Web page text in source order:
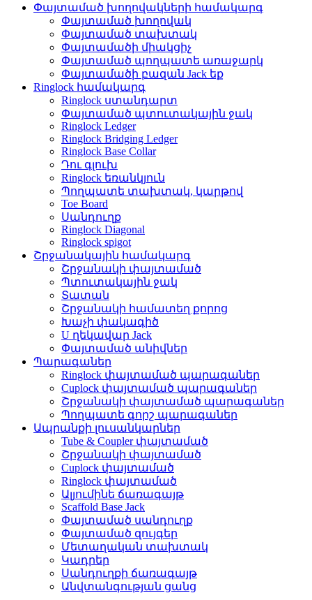
Փայտամած խողովակների համակարգ
Փայտամած խողովակ
Փայտամած տախտակ
Փայտամածի միակցիչ
Փայտամած պողպատե առաջարկ
Փայտամածի բազան Jack եք
Ringlock համակարգ
Ringlock ստանդարտ
Փայտամած պտուտակային ջակ
Ringlock Ledger
Ringlock Bridging Ledger
Ringlock Base Collar
Դու գլուխ
Ringlock եռանկյուն
Պողպատե տախտակ, կարթով
Toe Board
Սանդուղք
Ringlock Diagonal
Ringlock spigot
Շրջանակային համակարգ
Շրջանակի փայտամած
Պտուտակային ջակ
Տատան
Շրջանակի համատեղ քորոց
Խաչի փակագիծ
U ղեկավար Jack
Փայտամած անիվներ
Պարագաներ
Ringlock փայտամած պարագաներ
Cuplock փայտամած պարագաներ
Շրջանակի փայտամած պարագաներ
Պողպատե գորշ պարագաներ
Ապրանքի լուսանկարներ
Tube & Coupler փայտամած
Շրջանակի փայտամած
Cuplock փայտամած
Ringlock փայտամած
Ալյումինե ճառագայթ
Scaffold Base Jack
Փայտամած սանդուղք
Փայտամած զույգեր
Մետաղական տախտակ
Կադրեր
Սանդուղքի ճառագայթ
Անվտանգության ցանց